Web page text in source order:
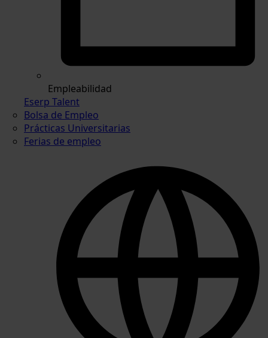
Empleabilidad
Eserp Talent
Bolsa de Empleo
Prácticas Universitarias
Ferias de empleo